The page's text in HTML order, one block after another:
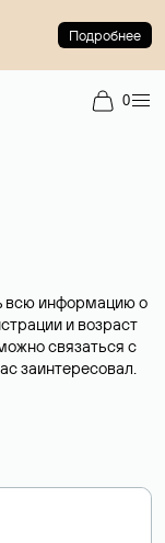
Подробнее
0
всю информацию о
и возраст
связаться с
заинтересовал.